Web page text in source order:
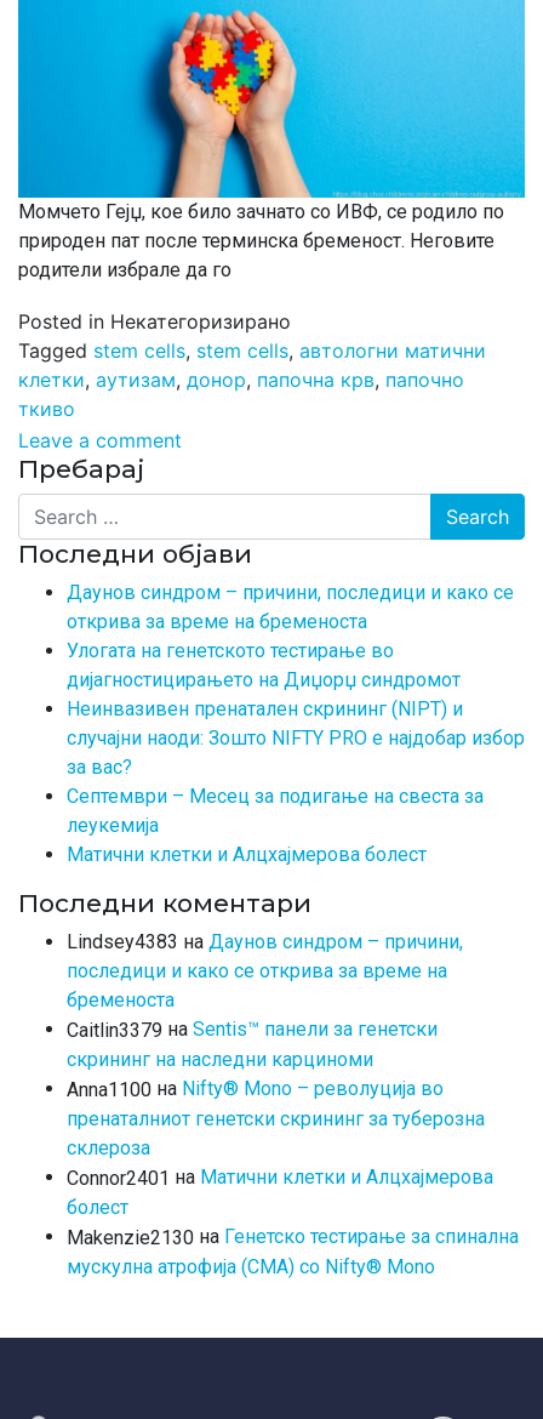
Момчето Гејџ, кое било зачнато со ИВФ, се родило по
природен пат после терминска бременост. Неговите
родители избрале да го
Posted in Некатегоризирано
Tagged stem cells, stem cells, автологни матични
клетки, аутизам, донор, папочна крв, папочно
ткиво
Leave a comment
Пребарај
Search
Последни објави
Даунов синдром – причини, последици и како се
открива за време на бременоста
Улогата на генетското тестирање во
дијагностицирањето на Диџорџ синдромот
Неинвазивен пренатален скрининг (NIPT) и
случајни наоди: Зошто NIFTY PRO е најдобар избор
за вас?
Септември – Месец за подигање на свеста за
леукемија
Матични клетки и Алцхајмерова болест
Последни коментари
Lindsey4383 на Даунов синдром – причини,
последици и како се открива за време на
бременоста
Caitlin3379 на Sentis™ панели за генетски
скрининг на наследни карциноми
Anna1100 на Nifty® Mono – револуција во
пренаталниот генетски скрининг за туберозна
склероза
Connor2401 на Матични клетки и Алцхајмерова
болест
Makenzie2130 на Генетско тестирање за спинална
мускулна атрофија (СМА) со Nifty® Mono